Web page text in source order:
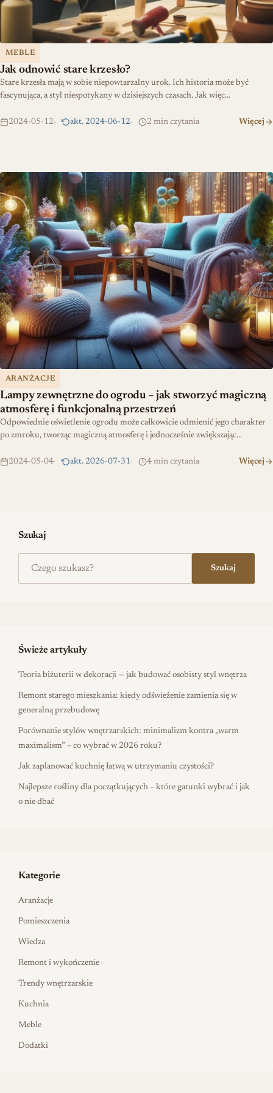
MEBLE
Jak odnowić stare krzesło?
Stare krzesła mają w sobie niepowtarzalny urok. Ich historia może być
fascynująca, a styl niespotykany w dzisiejszych czasach. Jak więc…
2024-05-12 akt. 2024-06-12 2 min czytania Więcej
ARANŻACJE
Lampy zewnętrzne do ogrodu – jak stworzyć magiczną
atmosferę i funkcjonalną przestrzeń
Odpowiednie oświetlenie ogrodu może całkowicie odmienić jego charakter
po zmroku, tworząc magiczną atmosferę i jednocześnie zwiększając…
2024-05-04 akt. 2026-07-31 4 min czytania Więcej
Lampy zewnętrzne do ogrodu – jak stworzyć magiczną atmosferę
Szukaj
Szukaj
Świeże artykuły
Teoria biżuterii w dekoracji — jak budować osobisty styl wnętrza
Remont starego mieszkania: kiedy odświeżenie zamienia się w
generalną przebudowę
Porównanie stylów wnętrzarskich: minimalizm kontra „warm
maximalism” – co wybrać w 2026 roku?
Jak zaplanować kuchnię łatwą w utrzymaniu czystości?
Najlepsze rośliny dla początkujących – które gatunki wybrać i jak
o nie dbać
Kategorie
Aranżacje
Pomieszczenia
Wiedza
Remont i wykończenie
Trendy wnętrzarskie
Kuchnia
Meble
Dodatki